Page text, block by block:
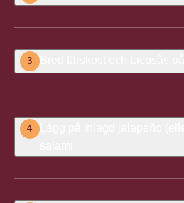
3 Bred färskost och tacosås på
4
Lägg på inlagd jalapeño